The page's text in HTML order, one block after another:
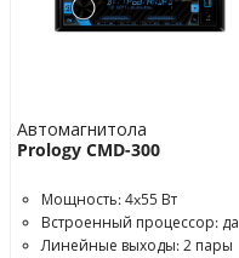
Автомагнитола
Prology CMD-300
Мощность: 4x55 Вт
Встроенный процессор: да
Линейные выходы: 2 пары